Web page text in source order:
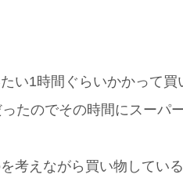
い1時間ぐらいかかって買
たのでその時間にスーパ
考えながら買い物してい